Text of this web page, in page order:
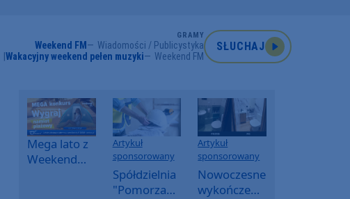
GRAMY
Weekend FM
Wiadomości / Publicystyka
Wakacyjny weekend pełen muzyki
Weekend FM
SŁUCHAJ
Mega lato z
Weekend
Artykuł
sponsorowany
Spółdzielnia
"Pomorzanka"
Artykuł
sponsorowany
Nowoczesne
wykończenia